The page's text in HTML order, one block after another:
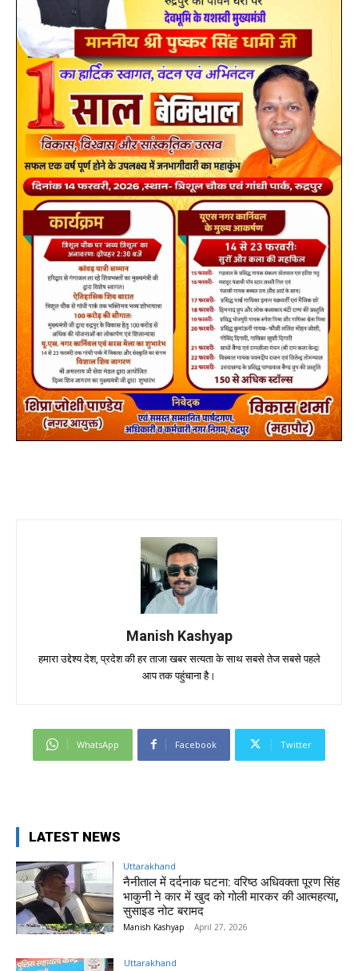
Manish Kashyap
हमारा उद्देश्य देश, प्रदेश की हर ताजा खबर सत्यता के साथ सबसे तेज सबसे पहले
आप तक पहुंचाना है।
WhatsApp Facebook Twitter
LATEST NEWS
Uttarakhand
नैनीताल में दर्दनाक घटना: वरिष्ठ अधिवक्ता पूरण सिंह
भाकुनी ने कार में खुद को गोली मारकर की आत्महत्या,
सुसाइड नोट बरामद
Manish Kashyap - April 27, 2026
Uttarakhand